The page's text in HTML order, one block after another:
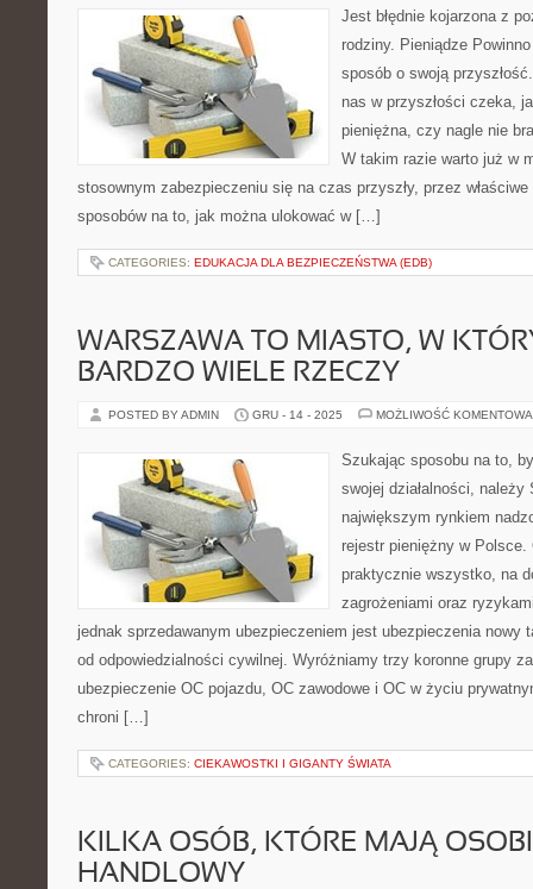
Jest błędnie kojarzona z
rodziny. Pieniądze
sposób o swoją
nas w przyszłości czeka,
pieniężna, czy nagle nie
W takim razie warto już w
stosownym zabezpieczeniu się na czas przyszły, przez
sposobów na to, jak można ulokować w […]
CATEGORIES: EDUKACJA DLA BEZPIECZEŃSTWA (EDB)
WARSZAWA TO MIASTO, W
BARDZO WIELE RZECZY
POSTED BY ADMIN GRU - 14 - 2025 MOŻLIWOŚĆ
Szukając sposobu na to,
swojej działalności,
największym rynkiem
rejestr pieniężny w
praktycznie wszystko, na
zagrożeniami oraz
jednak sprzedawanym ubezpieczeniem jest ubezpieczenia nowy
od odpowiedzialności cywilnej. Wyróżniamy trzy koronne grupy
ubezpieczenie OC pojazdu, OC zawodowe i OC w życiu
chroni […]
CATEGORIES: CIEKAWOSTKI I GIGANTY ŚWIATA
KILKA OSÓB, KTÓRE MAJĄ
HANDLOWY